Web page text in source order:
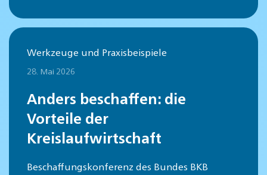
Werkzeuge und Praxisbeispiele
28. Mai 2026
Anders beschaffen: die
Vorteile der
Kreislaufwirtschaft
Beschaffungskonferenz des Bundes BKB